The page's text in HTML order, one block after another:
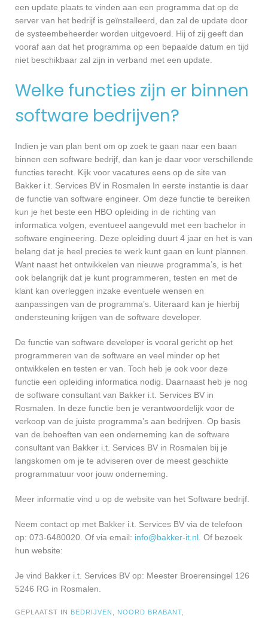
een update plaats te vinden aan een programma dat op de
server van het bedrijf is geïnstalleerd, dan zal de update door
de systeembeheerder worden uitgevoerd. Hij of zij geeft dan
vooraf aan dat het programma op een bepaalde datum en tijd
niet beschikbaar zal zijn in verband met een update.
Welke functies zijn er binnen
software bedrijven?
Indien je van plan bent om op zoek te gaan naar een baan
binnen een software bedrijf, dan kan je daar voor verschillende
functies terecht. Kijk voor vacatures eens op de site van
Bakker i.t. Services BV in Rosmalen In eerste instantie is daar
de functie van software engineer. Om deze functie te bereiken
kun je het beste een HBO opleiding in de richting van
informatica volgen, eventueel aangevuld met een bachelor in
software engineering. Deze opleiding duurt 4 jaar en het is van
belang dat je heel precies te werk kunt gaan en kunt plannen.
Want naast het ontwikkelen van nieuwe programma’s, is het
ook belangrijk dat je kunt programmeren, testen en met de
klant kan overleggen inzake eventuele wensen en
aanpassingen van de programma’s. Uiteraard kan je hierbij
ondersteuning krijgen van de software developer.
De functie van software developer is vooral gericht op het
programmeren van de software en veel minder op het
ontwikkelen en testen er van. Toch heb je ook voor deze
functie een opleiding informatica nodig. Daarnaast heb je nog
de software consultant van Bakker i.t. Services BV in
Rosmalen. In deze functie ben je verantwoordelijk voor de
verkoop van de juiste programma’s aan bedrijven. Op basis
van de behoeften van een onderneming kan de software
consultant van Bakker i.t. Services BV in Rosmalen bij je
langskomen om je te adviseren over de meest geschikte
programmatuur voor jouw onderneming.
Meer informatie vind u op de website van het Software bedrijf.
Neem contact op met Bakker i.t. Services BV via de telefoon
op: 073-6480020. Of via email: info@bakker-it.nl . Of bezoek
hun website:
Je vind Bakker i.t. Services BV op: Meester Broerensingel 126
5246 RG in Rosmalen.
GEPLAATST IN BEDRIJVEN NOORD BRABANT